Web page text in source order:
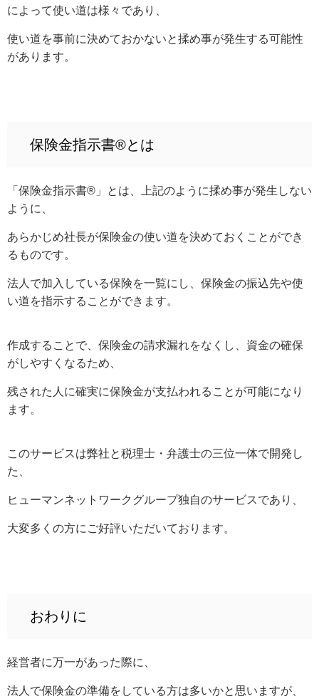
によって使い道は様々であり、
使い道を事前に決めておかないと揉め事が発生する可能性
があります。
保険金指示書®とは
「保険金指示書®」とは、上記のように揉め事が発生しない
ように、
あらかじめ社長が保険金の使い道を決めておくことができ
るものです。
法人で加入している保険を一覧にし、保険金の振込先や使
い道を指示することができます。
作成することで、保険金の請求漏れをなくし、資金の確保
がしやすくなるため、
残された人に確実に保険金が支払われることが可能になり
ます。
このサービスは弊社と税理士・弁護士の三位一体で開発し
た、
ヒューマンネットワークグループ独自のサービスであり、
大変多くの方にご好評いただいております。
おわりに
経営者に万一があった際に、
法人で保険金の準備をしている方は多いかと思いますが、